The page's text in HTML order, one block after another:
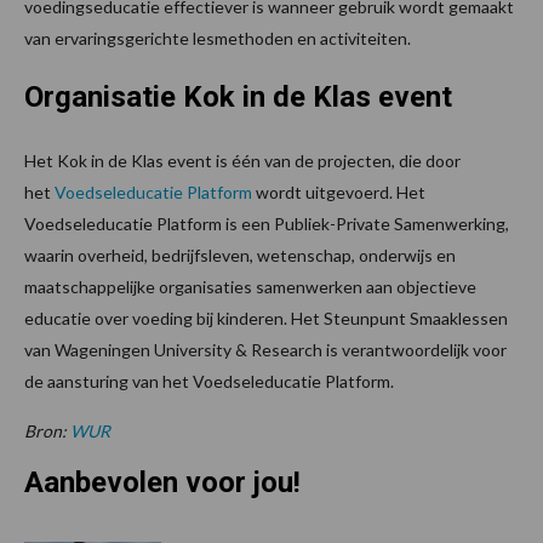
voedingseducatie effectiever is wanneer gebruik wordt gemaakt
van ervaringsgerichte lesmethoden en activiteiten.
Organisatie Kok in de Klas event
Het Kok in de Klas event is één van de projecten, die door
het Voedseleducatie Platform wordt uitgevoerd. Het
Voedseleducatie Platform is een Publiek-Private Samenwerking,
waarin overheid, bedrijfsleven, wetenschap, onderwijs en
maatschappelijke organisaties samenwerken aan objectieve
educatie over voeding bij kinderen. Het Steunpunt Smaaklessen
van Wageningen University & Research is verantwoordelijk voor
de aansturing van het Voedseleducatie Platform.
Bron: WUR
Aanbevolen voor jou!